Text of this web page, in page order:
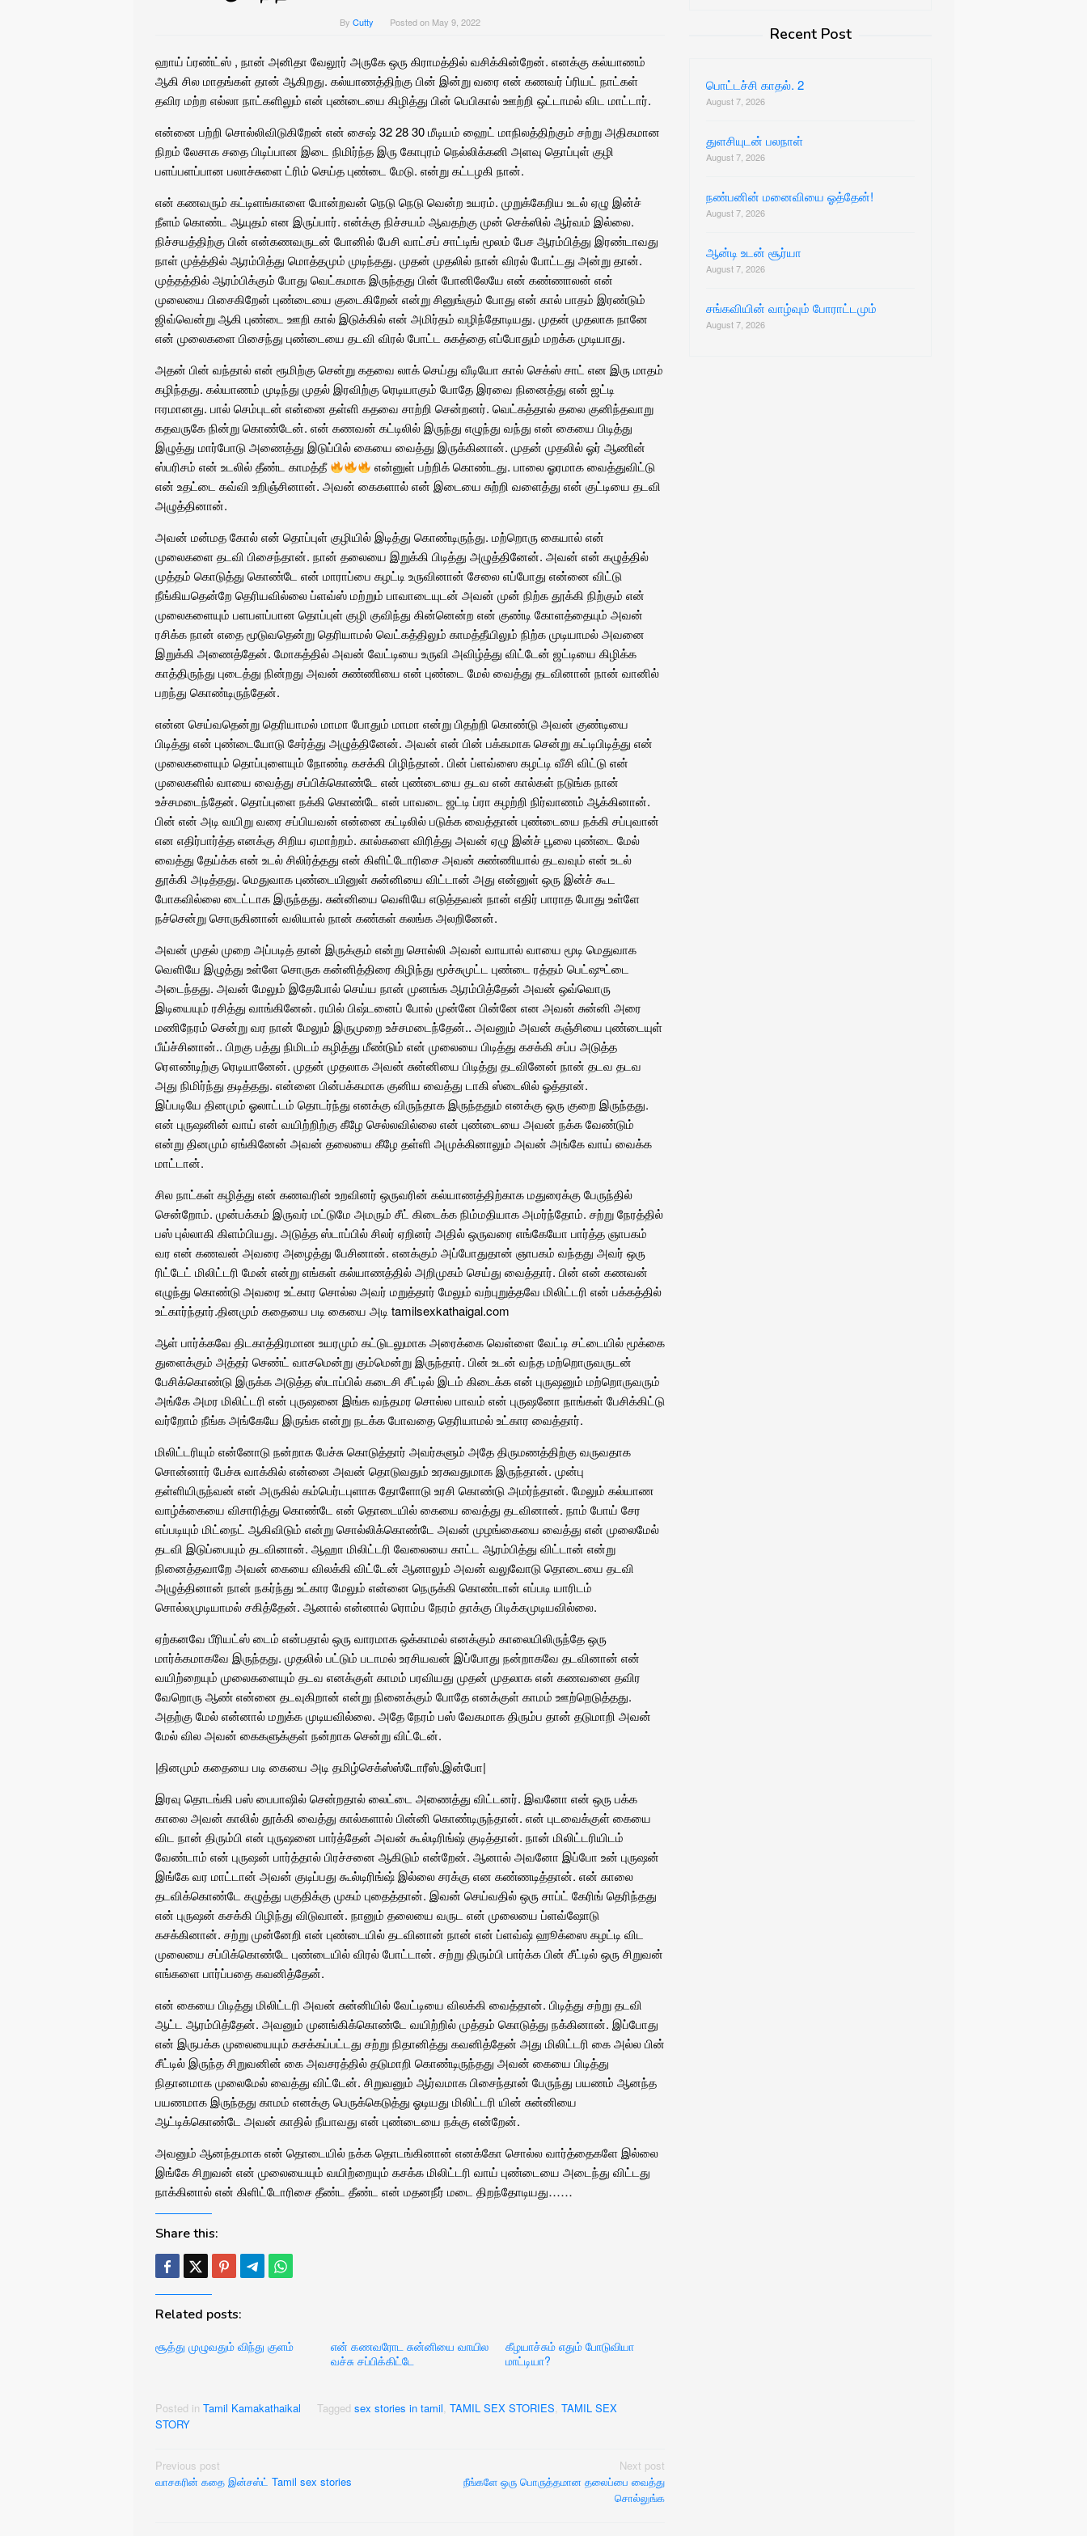
By Cutty Posted on May 9, 2022
ஹாய் ப்ரண்ட்ஸ் , நான் அனிதா வேலூர் அருகே ஒரு கிராமத்தில் வசிக்கின்றேன். எனக்கு கல்யாணம்
ஆகி சில மாதங்கள் தான் ஆகிறது. கல்யாணத்திற்கு பின் இன்று வரை என் கணவர் ப்ரியட் நாட்கள்
தவிர மற்ற எல்லா நாட்களிலும் என் புண்டையை கிழித்து பின் பெபிகால் ஊற்றி ஒட்டாமல் விட மாட்டார்.
என்னை பற்றி சொல்லிவிடுகிறேன் என் சைஷ் 32 28 30 மீடியம் ஹைட் மாநிலத்திற்கும் சற்று அதிகமான
நிறம் லேசாக சதை பிடிப்பான இடை நிமிர்ந்த இரு கோபுரம் நெல்லிக்கனி அளவு தொப்புள் குழி
பளப்பளப்பான பலாச்சுளை ட்ரிம் செய்த புண்டை மேடு. என்று கட்டழகி நான்.
என் கணவரும் கட்டிளங்காளை போன்றவன் நெடு நெடு வென்ற உயரம். முறுக்கேறிய உடல் ஏழு இன்ச்
நீளம் கொண்ட ஆயுதம் என இருப்பார். என்க்கு நிச்சயம் ஆவதற்கு முன் செக்ஸில் ஆர்வம் இல்லை.
நிச்சயத்திற்கு பின் என்‌கணவருடன் போனில் பேசி வாட்சப் சாட்டிங் மூலம் பேச ஆரம்பித்து இரண்டாவது
நாள் முத்த்தில் ஆரம்பித்து மொத்தமும் முடிந்தது. முதன் முதலில் நான் விரல் போட்டது அன்று தான்.
முத்தத்தில் ஆரம்பிக்கும் போது வெட்கமாக இருந்தது பின் போனிலேயே என் கண்ணாலன் என்
முலையை பிசைகிறேன் புண்டையை குடைகிறேன் என்று சினுங்கும் போது என் கால் பாதம் இரண்டும்
ஜிவ்வென்று ஆகி புண்டை ஊறி கால் இடுக்கில் என் அமிர்தம் வழிந்தோடியது. முதன் முதலாக நானே
என் முலைகளை பிசைந்து புண்டையை தடவி விரல் போட்ட சுகத்தை எப்போதும் மறக்க முடியாது.
அதன் பின் வந்தால் என் ரூமிற்கு சென்று கதவை லாக் செய்து வீடியோ கால் செக்ஸ் சாட் என இரு மாதம்
கழிந்தது. கல்யாணம் முடிந்து முதல் இரவிற்கு ரெடியாகும் போதே இரவை நினைத்து என் ஜட்டி
ஈரமானது. பால் செம்புடன் என்னை தள்ளி கதவை சாற்றி சென்றனர். வெட்கத்தால் தலை குனிந்தவாறு
கதவருகே நின்று கொண்டேன். என் கணவன் கட்டிலில் இருந்து எழுந்து வந்து என் கையை பிடித்து
இழுத்து மார்போடு அணைத்து இடுப்பில் கையை வைத்து இருக்கினான். முதன் முதலில் ஓர் ஆணின்
ஸ்பரிசம் என் உடலில் தீண்ட காமத்தீ
என்னுள் பற்றிக் கொண்டது. பாலை ஓரமாக வைத்துவிட்டு
என் உதட்டை கவ்வி உறிஞ்சினான். அவன் கைகளால் என் இடையை சுற்றி வளைத்து என் குட்டியை தடவி
அழுத்தினான்.
அவன் மன்மத கோல் என் தொப்புள் குழியில் இடித்து கொண்டிருந்து. மற்றொரு கையால் என்
முலைகளை தடவி பிசைந்தான். நான் தலையை இறுக்கி பிடித்து அழுத்தினேன். அவன் என் கழுத்தில்
முத்தம் கொடுத்து கொண்டே என் மாராப்பை கழட்டி உருவினான் சேலை எப்போது என்னை விட்டு
நீங்கியதென்றே தெரியவில்லை ப்ளவ்ஸ் மற்றும் பாவாடையுடன் அவன் முன் நிற்க தூக்கி நிற்கும் என்
முலைகளையும் பளபளப்பான தொப்புள் குழி குவிந்து கின்னென்ற என் குண்டி கோளத்தையும் அவன்
ரசிக்க நான் எதை மூடுவதென்று தெரியாமல் வெட்கத்திலும் காமத்தீயிலும் நிற்க முடியாமல் அவனை
இறுக்கி அணைத்தேன். மோகத்தில் அவன் வேட்டியை உருவி அவிழ்த்து விட்டேன் ஜட்டியை கிழிக்க
காத்திருந்து புடைத்து நின்றது அவன் சுண்ணியை என் புண்டை மேல் வைத்து தடவினான் நான்‌ வானில்
பறந்து கொண்டிருந்தேன்.
என்ன செய்வதென்று தெரியாமல் மாமா போதும் மாமா என்று பிதற்றி கொண்டு அவன் குண்டியை
பிடித்து என் புண்டையோடு சேர்த்து அழுத்தினேன். அவன் என் பின் பக்கமாக சென்று கட்டிபிடித்து என்
முலைகளையும் தொப்புளையும் நோண்டி கசக்கி பிழிந்தான். பின் ப்ளவ்ஸை கழட்டி வீசி விட்டு என்
முலைகளில் வாயை வைத்து சப்பிக்கொண்டே என் புண்டையை தடவ என் கால்கள் நடுங்க நான்
உச்சமடைந்தேன். தொப்புளை நக்கி கொண்டே என் பாவடை ஜட்டி ப்ரா கழற்றி நிர்வாணம் ஆக்கினான்.
பின் என் அடி வயிறு வரை சப்பியவன் என்னை கட்டிலில் படுக்க வைத்தான் புண்டையை நக்கி சப்புவான்
என எதிர்பார்த்த எனக்கு சிறிய ஏமாற்றம். கால்களை விரித்து அவன் ஏழு இன்ச் பூலை புண்டை மேல்
வைத்து தேய்க்க என் உடல் சிலிர்த்தது என் கிளிட்டோரிசை அவன் சுண்ணியால் தடவவும் என் உடல்
தூக்கி அடித்தது. மெதுவாக புண்டையினுள் சுன்னியை விட்டான் அது என்னுள் ஒரு இன்ச் கூட
போகவில்லை டைட்டாக இருந்தது. சுன்னியை வெளியே எடுத்தவன் நான் எதிர் பாராத போது உள்ளே
நச்சென்று சொருகினான் வலியால் நான் கண்கள் கலங்க அலறினேன்.
அவன் முதல் முறை அப்படித் தான் இருக்கும் என்று சொல்லி அவன் வாயால் வாயை மூடி மெதுவாக
வெளியே இழுத்து உள்ளே சொருக கன்னித்திரை கிழிந்து மூச்சுமுட்ட புண்டை ரத்தம் பெட்ஷுட்டை
அடைந்தது. அவன் மேலும் இதேபோல் செய்ய நான் முனங்க ஆரம்பித்தேன் அவன் ஒவ்வொரு
இடியையும் ரசித்து வாங்கினேன். ரயில் பிஷ்டனைப் போல் முன்னே பின்னே என அவன் சுன்னி அரை
மணிநேரம் சென்று வர நான் மேலும் இருமுறை உச்சமடைந்தேன்.. அவனும் அவன் கஞ்சியை புண்டையுள்
பீய்ச்சினான்.. பிறகு பத்து நிமிடம் கழித்து மீண்டும் என் முலையை பிடித்து கசக்கி சப்ப அடுத்த
ரௌண்டிற்கு ரெடியானேன். முதன் முதலாக அவன் சுன்னியை பிடித்து தடவினேன் நான் தடவ தடவ
அது நிமிர்ந்து தடித்தது. என்னை பின்பக்கமாக குனிய வைத்து டாகி ஸ்டைலில் ஓத்தான்.
இப்படியே தினமும் ஓலாட்டம் தொடர்ந்து எனக்கு விருந்தாக இருந்ததும் எனக்கு ஒரு குறை இருந்தது.
என் புருஷனின் வாய் என் வயிற்றிற்கு கீழே செல்லவில்லை என் புண்டையை அவன் நக்க வேண்டும்
என்று தினமும் ஏங்கினேன் அவன் தலையை கீழே தள்ளி அமுக்கினாலும் அவன் அங்கே வாய் வைக்க
மாட்டான்.
சில நாட்கள் கழித்து என் கணவரின் உறவினர் ஒருவரின் கல்யாணத்திற்காக மதுரைக்கு பேருந்தில்
சென்றோம். முன்பக்கம் இருவர் மட்டுமே அமரும் சீட் கிடைக்க நிம்மதியாக அமர்ந்தோம். சற்று நேரத்தில்
பஸ் புல்லாகி கிளம்பியது. அடுத்த ஸ்டாப்பில் சிலர் ஏறினர் அதில் ஒருவரை எங்கேயோ பார்த்த ஞாபகம்
வர என் கணவன் அவரை அழைத்து பேசினான். எனக்கும் அப்போதுதான் ஞாபகம் வந்தது அவர் ஒரு
ரிட்டேட் மிலிட்டரி மேன் என்று எங்கள் கல்யாணத்தில் அறிமுகம் செய்து வைத்தார். பின் என் கணவன்
எழுந்து கொண்டு அவரை உட்கார சொல்ல அவர் மறுத்தார் மேலும் வற்புறுத்தவே மிலிட்டரி என் பக்கத்தில்
உட்கார்ந்தார்.தினமும் கதையை படி கையை அடி tamilsexkathaigal.com
ஆள் பார்க்கவே திடகாத்திரமான உயரமும் கட்டுடலுமாக அரைக்கை வெள்ளை வேட்டி சட்டையில் மூக்கை
துளைக்கும் அத்தர் செண்ட் வாசமென்று கும்மென்று இருந்தார். பின் உடன் வந்த மற்றொருவருடன்
பேசிக்கொண்டு இருக்க அடுத்த ஸ்டாப்பில் கடைசி சீட்டில் இடம் கிடைக்க என் புருஷனும் மற்றொருவரும்
அங்கே அமர மிலிட்டரி என் புருஷனை இங்க வந்தமர சொல்ல பாவம் என் புருஷனோ நாங்கள் பேசிக்கிட்டு
வர்றோம் நீங்க அங்கேயே இருங்க என்று நடக்க போவதை தெரியாமல் உட்கார வைத்தார்.
மிலிட்டரியும் என்னோடு நன்றாக பேச்சு கொடுத்தார் அவர்களும் அதே திருமணத்திற்கு வருவதாக
சொன்னார் பேச்சு வாக்கில் என்னை அவன் தொடுவதும் உரசுவதுமாக இருந்தான். முன்பு
தள்ளியிருந்வன் என் அருகில் கம்பெர்டபுளாக தோளோடு உரசி கொண்டு அமர்ந்தான். மேலும் கல்யாண
வாழ்க்கையை விசாரித்து கொண்டே என் தொடையில் கையை வைத்து தடவினான். நாம் போய் சேர
எப்படியும் மிட்நைட் ஆகிவிடும் என்று சொல்லிக்கொண்டே அவன் முழங்கையை வைத்து என் முலைமேல்
தடவி இடுப்பையும் தடவினான். ஆஹா மிலிட்டரி வேலையை காட்ட ஆரம்பித்து விட்டான் என்று
நினைத்தவாறே அவன் கையை விலக்கி விட்டேன் ஆனாலும் அவன் வலுவோடு தொடையை தடவி
அழுத்தினான் நான் நகர்ந்து உட்கார மேலும் என்னை நெருக்கி கொண்டான் எப்படி யாரிடம்
சொல்லமுடியாமல் சகித்தேன். ஆனால் என்னால் ரொம்ப நேரம் தாக்கு பிடிக்கமுடியவில்லை.
ஏற்கனவே பீரியட்ஸ் டைம் என்பதால் ஒரு வாரமாக ஒக்காமல் எனக்கும் காலையிலிருந்தே ஒரு
மார்க்கமாகவே இருந்தது. முதலில் பட்டும் படாமல் உரசியவன் இப்போது நன்றாகவே தடவினான் என்
வயிற்றையும் முலைகளையும் தடவ எனக்குள் காமம் பரவியது முதன் முதலாக என் கணவனை தவிர
வேறொரு ஆண் என்னை தடவுகிறான் என்று நினைக்கும் போதே எனக்குள் காமம் ஊற்றெடுத்தது.
அதற்கு மேல் என்னால் மறுக்க முடியவில்லை. அதே நேரம் பஸ் வேகமாக திரும்ப தான் தடுமாறி அவன்
மேல் வில அவன் கைகளுக்குள் நன்றாக சென்று விட்டேன்.
|தினமும் கதையை படி கையை அடி தமிழ்செக்ஸ்ஸ்டோரீஸ்.இன்போ|
இரவு தொடங்கி பஸ் பைபாஷில் சென்றதால் லைட்டை அணைத்து விட்டனர். இவனோ என் ஒரு பக்க
காலை அவன் காலில் தூக்கி வைத்து கால்களால் பின்னி கொண்டிருந்தான். என் புடவைக்குள் கையை
விட நான் திரும்பி என் புருஷனை பார்த்தேன் அவன் கூல்டிரிங்ஷ் குடித்தான். நான் மிலிட்டரியிடம்
வேண்டாம் என் புருஷன் பார்த்தால் பிரச்சனை ஆகிடும் என்றேன். ஆனால் அவனோ இப்போ உன் புருஷன்
இங்கே வர மாட்டான் அவன் குடிப்பது கூல்டிரிங்ஷ் இல்லை சரக்கு என கண்ணடித்தான். என் காலை
தடவிக்கொண்டே கழுத்து பகுதிக்கு முகம் புதைத்தான். இவன் செய்வதில் ஒரு சாப்ட் கேரிங் தெரிந்தது
என் புருஷன் கசக்கி பிழிந்து விடுவான். நானும் தலையை வருட என் முலையை ப்ளவ்ஷோடு
கசக்கினான். சற்று முன்னேறி என் புண்டையில் தடவினான் நான் என் ப்ளவ்ஷ் ஹூக்ஸை கழட்டி விட
முலையை சப்பிக்கொண்டே புண்டையில் விரல் போட்டான். சற்று திரும்பி பார்க்க பின் சீட்டில் ஒரு சிறுவன்
எங்களை பார்ப்பதை கவனித்தேன்.
என் கையை பிடித்து மிலிட்டரி அவன் சுன்னியில் வேட்டியை விலக்கி வைத்தான். பிடித்து சற்று தடவி
ஆட்ட ஆரம்பித்தேன். அவனும் முனங்கிக்கொண்டே வயிற்றில் முத்தம் கொடுத்து நக்கினான். இப்போது
என் இருபக்க முலையையும் கசக்கப்பட்டது சற்று நிதானித்து கவனித்தேன் அது மிலிட்டரி கை அல்ல பின்
சீட்டில் இருந்த சிறுவனின் கை அவசரத்தில் தடுமாறி கொண்டிருந்தது அவன் கையை பிடித்து
நிதானமாக முலைமேல் வைத்து விட்டேன். சிறுவனும் ஆர்வமாக பிசைந்தான் பேருந்து பயணம் ஆனந்த
பயணமாக இருந்தது காமம் எனக்கு பெருக்கெடுத்து ஓடியது மிலிட்டரி யின் சுன்னியை
ஆட்டிக்கொண்டே அவன் காதில் நீயாவது என் புண்டையை நக்கு என்றேன்.
அவனும் ஆனந்தமாக என் தொடையில் நக்க தொடங்கினான் எனக்கோ சொல்ல வார்த்தைகளே இல்லை
இங்கே சிறுவன் என் முலையையும் வயிற்றையும் கசக்க மிலிட்டரி வாய் புண்டையை அடைந்து விட்டது
நாக்கினால் என் கிளிட்டோரிசை தீண்ட தீண்ட என் மதனநீர் மடை திறந்தோடியது……
Share this:
Related posts:
சூத்து முழுவதும் விந்து குளம்
என் கணவரோட சுன்னியை வாயில
வச்சு சப்பிக்கிட்டே
கீழயாச்சும் எதும் போடுவியா
மாட்டியா?
Posted in Tamil Kamakathaikal Tagged sex stories in tamil, TAMIL SEX STORIES, TAMIL SEX
STORY
Post
navigation
Previous post
வாசகரின் கதை இன்சஸ்ட் Tamil sex stories
Next post
நீங்களே ஒரு பொருத்தமான தலைப்பை வைத்து
சொல்லுங்க
Recent Post
பொட்டச்சி காதல். 2
August 7, 2026
துளசியுடன் பலநாள்
August 7, 2026
நண்பனின் மனைவியை ஓத்தேன்!
August 7, 2026
ஆன்டி உடன் சூர்யா
August 7, 2026
சங்கவியின் வாழ்வும் போராட்டமும்
August 7, 2026